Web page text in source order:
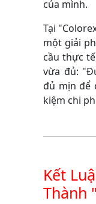
của mình.
Tại
một giải
cầu thực
vừa đủ:
đủ mịn để
kiệm chi
Kết
Thành